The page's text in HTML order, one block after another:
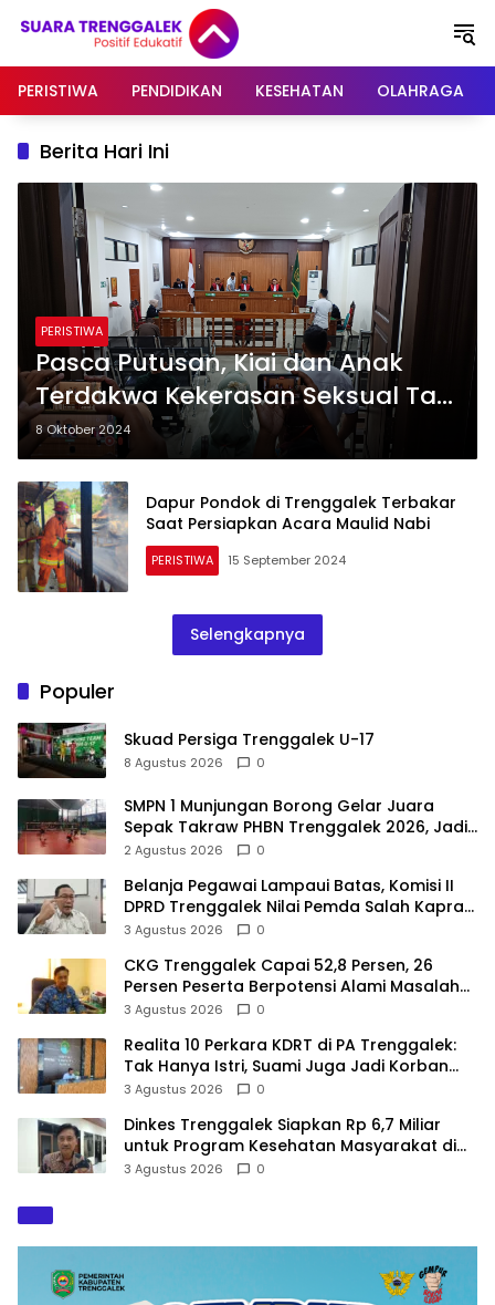
PERISTIWA
PENDIDIKAN KESEHATAN OLAHRAGA
Berita Hari Ini
PERISTIWA
Pasca Putusan, Kiai dan Anak
Terdakwa Kekerasan Seksual Tak
Ajukan banding
8 Oktober 2024
Dapur Pondok di Trenggalek Terbakar
Saat Persiapkan Acara Maulid Nabi
PERISTIWA 15 September 2024
Selengkapnya
Populer
Skuad Persiga Trenggalek U-17
8 Agustus 2026 0
SMPN 1 Munjungan Borong Gelar Juara
Sepak Takraw PHBN Trenggalek 2026, Jadi
Modal Menuju POPDA Jatim
2 Agustus 2026 0
Belanja Pegawai Lampaui Batas, Komisi II
DPRD Trenggalek Nilai Pemda Salah Kaprah
dalam Perencanaan
3 Agustus 2026 0
CKG Trenggalek Capai 52,8 Persen, 26
Persen Peserta Berpotensi Alami Masalah
Kejiwaan
3 Agustus 2026 0
Realita 10 Perkara KDRT di PA Trenggalek:
Tak Hanya Istri, Suami Juga Jadi Korban
Kekerasan
3 Agustus 2026 0
Dinkes Trenggalek Siapkan Rp 6,7 Miliar
untuk Program Kesehatan Masyarakat di
2027
3 Agustus 2026 0